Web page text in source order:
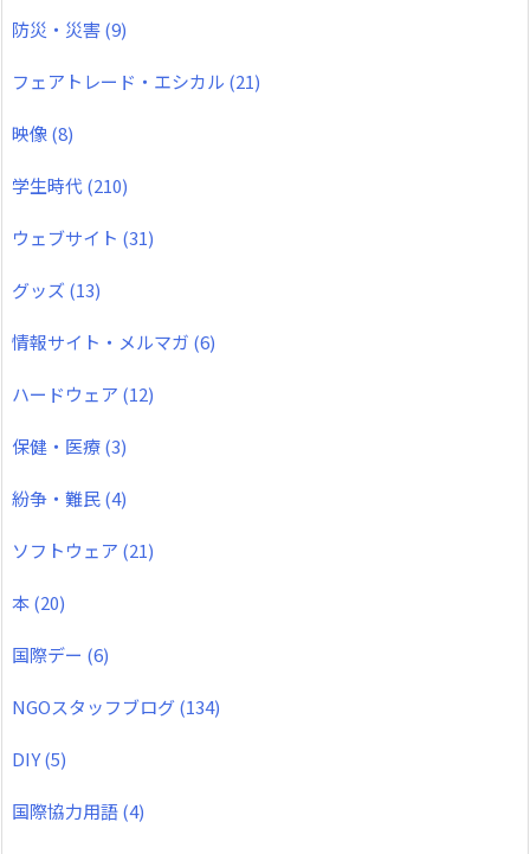
防災・災害(9)
フェアトレード・エシカル (21)
映像(8)
学生時代(210)
ウェブサイト (31)
グッズ (13)
情報サイト・メルマガ (6)
ハードウェア (12)
保健・医療(3)
紛争・難民(4)
ソフトウェア (21)
本(20)
国際デー (6)
NGOスタッフブログ(134)
DIY(5)
国際協力用語(4)